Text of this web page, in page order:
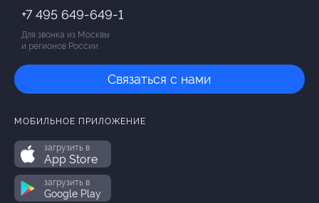
+7 495 649-649-1
Для звонка из Москвы
и регионов России
Связаться с нами
МОБИЛЬНОЕ ПРИЛОЖЕНИЕ
загрузить в
App Store
загрузить в
Google Play